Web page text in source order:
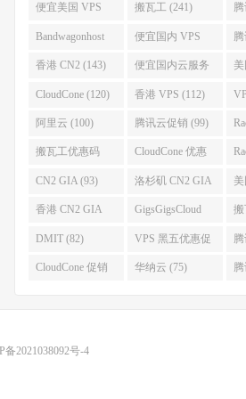
便宜美国 VPS
(255)
搬瓦工 (241)
Bandwagonhost
(188)
便宜国内 VPS
(167)
香港 CN2 (143) 便宜国内云服务
器 (128)
CloudCone (120) 香港 VPS (112)
促
阿里云 (100) 腾讯云促销 (99)
搬瓦工优惠码
(96)
CloudCone 优惠
码 (96)
CN2 GIA (93) 洛杉矶 CN2 GIA
(93)
香港 CN2 GIA
(92)
GigsGigsCloud
(85)
搬
DMIT (82) VPS 黑五优惠促
销整理 (80)
CloudCone 促销 华纳云 (75)
备2021038092号-4